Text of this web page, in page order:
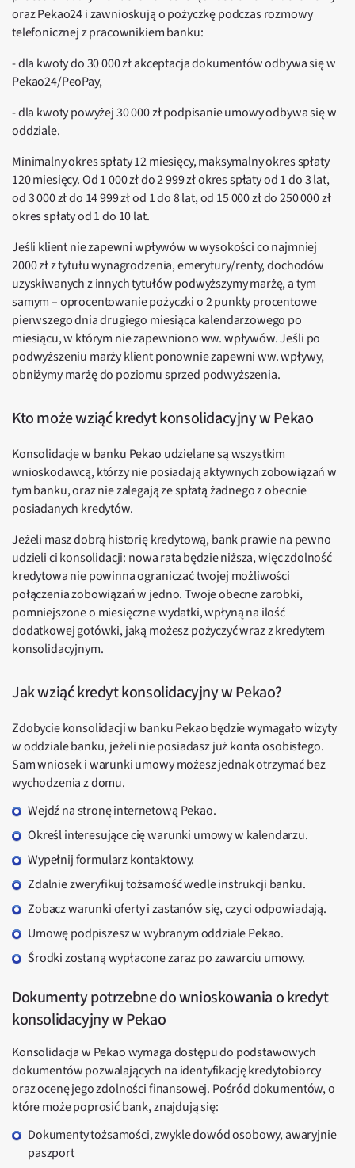
oraz Pekao24 i zawnioskują o pożyczkę podczas rozmowy
telefonicznej z pracownikiem banku:
- dla kwoty do 30 000 zł akceptacja dokumentów odbywa się w
Pekao24/PeoPay,
- dla kwoty powyżej 30 000 zł podpisanie umowy odbywa się w
oddziale.
Minimalny okres spłaty 12 miesięcy, maksymalny okres spłaty
120 miesięcy. Od 1 000 zł do 2 999 zł okres spłaty od 1 do 3 lat,
od 3 000 zł do 14 999 zł od 1 do 8 lat, od 15 000 zł do 250 000 zł
okres spłaty od 1 do 10 lat.
Jeśli klient nie zapewni wpływów w wysokości co najmniej
2000 zł z tytułu wynagrodzenia, emerytury/renty, dochodów
uzyskiwanych z innych tytułów podwyższymy marżę, a tym
samym – oprocentowanie pożyczki o 2 punkty procentowe
pierwszego dnia drugiego miesiąca kalendarzowego po
miesiącu, w którym nie zapewniono ww. wpływów. Jeśli po
podwyższeniu marży klient ponownie zapewni ww. wpływy,
obniżymy marżę do poziomu sprzed podwyższenia.
Kto może wziąć kredyt konsolidacyjny w Pekao
Konsolidacje w banku Pekao udzielane są wszystkim
wnioskodawcą, którzy nie posiadają aktywnych zobowiązań w
tym banku, oraz nie zalegają ze spłatą żadnego z obecnie
posiadanych kredytów.
Jeżeli masz dobrą historię kredytową, bank prawie na pewno
udzieli ci konsolidacji: nowa rata będzie niższa, więc zdolność
kredytowa nie powinna ograniczać twojej możliwości
połączenia zobowiązań w jedno. Twoje obecne zarobki,
pomniejszone o miesięczne wydatki, wpłyną na ilość
dodatkowej gotówki, jaką możesz pożyczyć wraz z kredytem
konsolidacyjnym.
Jak wziąć kredyt konsolidacyjny w Pekao?
Zdobycie konsolidacji w banku Pekao będzie wymagało wizyty
w oddziale banku, jeżeli nie posiadasz już konta osobistego.
Sam wniosek i warunki umowy możesz jednak otrzymać bez
wychodzenia z domu.
Wejdź na stronę internetową Pekao.
Określ interesujące cię warunki umowy w kalendarzu.
Wypełnij formularz kontaktowy.
Zdalnie zweryfikuj tożsamość wedle instrukcji banku.
Zobacz warunki oferty i zastanów się, czy ci odpowiadają.
Umowę podpiszesz w wybranym oddziale Pekao.
Środki zostaną wypłacone zaraz po zawarciu umowy.
Dokumenty potrzebne do wnioskowania o kredyt
konsolidacyjny w Pekao
Konsolidacja w Pekao wymaga dostępu do podstawowych
dokumentów pozwalających na identyfikację kredytobiorcy
oraz ocenę jego zdolności finansowej. Pośród dokumentów, o
które może poprosić bank, znajdują się:
Dokumenty tożsamości, zwykle dowód osobowy, awaryjnie
paszport